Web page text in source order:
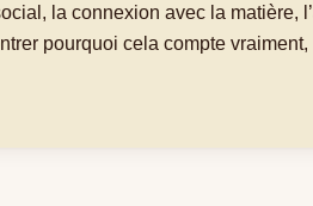
la connexion avec la matière,
pourquoi cela compte